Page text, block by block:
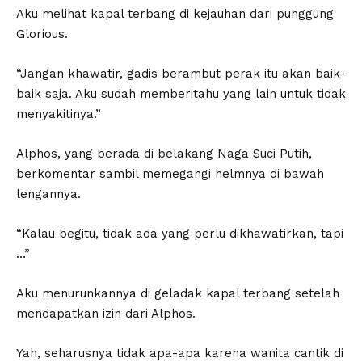
Aku melihat kapal terbang di kejauhan dari punggung
Glorious.
“Jangan khawatir, gadis berambut perak itu akan baik-
baik saja. Aku sudah memberitahu yang lain untuk tidak
menyakitinya.”
Alphos, yang berada di belakang Naga Suci Putih,
berkomentar sambil memegangi helmnya di bawah
lengannya.
“Kalau begitu, tidak ada yang perlu dikhawatirkan, tapi
…”
Aku menurunkannya di geladak kapal terbang setelah
mendapatkan izin dari Alphos.
Yah, seharusnya tidak apa-apa karena wanita cantik di